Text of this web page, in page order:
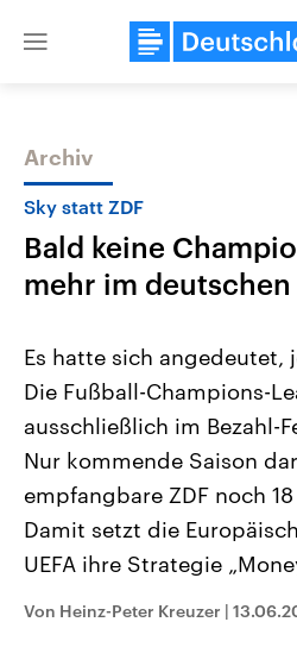
Close
Themen
Landtagswahl Sachsen-Anhalt
2026
Alle Informationen
Sachsen-Anhalt wählt am 6.
September 2026 einen neuen
Landtag. Seit 2021 wird das
Bundesland von einer Koalition
CDU, SPD und FDP regiert.-
Umfragen, Prognosen,
und Hintergründe zu den Parteien
und Kandidaten der anstehenden
Sendungen Programm
Archiv
Sky statt ZDF
Bald keine
mehr im deutschen
Es hatte sich angedeutet,
Die Fußball-Champions-
ausschließlich im Bezahl-
Nur kommende Saison
empfangbare ZDF noch
Damit setzt die
UEFA ihre Strategie
Von Heinz-Peter Kreuzer |